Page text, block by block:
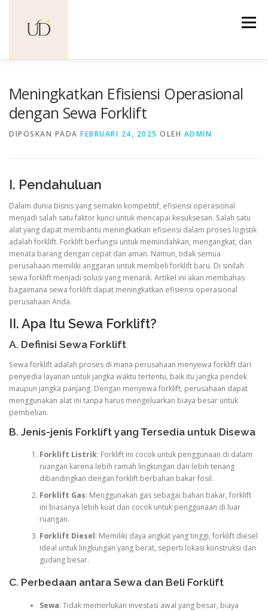
Menu
Meningkatkan Efisiensi Operasional
dengan Sewa Forklift
DIPOSKAN PADA FEBRUARI 24, 2025 OLEH ADMIN
I. Pendahuluan
Dalam dunia bisnis yang semakin kompetitif, efisiensi operasional
menjadi salah satu faktor kunci untuk mencapai kesuksesan. Salah satu
alat yang dapat membantu meningkatkan efisiensi dalam proses logistik
adalah forklift. Forklift berfungsi untuk memindahkan, mengangkat, dan
menata barang dengan cepat dan aman. Namun, tidak semua
perusahaan memiliki anggaran untuk membeli forklift baru. Di sinilah
sewa forklift menjadi solusi yang menarik. Artikel ini akan membahas
bagaimana sewa forklift dapat meningkatkan efisiensi operasional
perusahaan Anda.
II. Apa Itu Sewa Forklift?
A. Definisi Sewa Forklift
Sewa forklift adalah proses di mana perusahaan menyewa forklift dari
penyedia layanan untuk jangka waktu tertentu, baik itu jangka pendek
maupun jangka panjang. Dengan menyewa forklift, perusahaan dapat
menggunakan alat ini tanpa harus mengeluarkan biaya besar untuk
pembelian.
B. Jenis-jenis Forklift yang Tersedia untuk Disewa
Forklift Listrik: Forklift ini cocok untuk penggunaan di dalam
ruangan karena lebih ramah lingkungan dan lebih tenang
dibandingkan dengan forklift berbahan bakar fosil.
Forklift Gas: Menggunakan gas sebagai bahan bakar, forklift
ini biasanya lebih kuat dan cocok untuk penggunaan di luar
ruangan.
Forklift Diesel: Memiliki daya angkat yang tinggi, forklift diesel
ideal untuk lingkungan yang berat, seperti lokasi konstruksi dan
gudang besar.
C. Perbedaan antara Sewa dan Beli Forklift
Sewa: Tidak memerlukan investasi awal yang besar, biaya